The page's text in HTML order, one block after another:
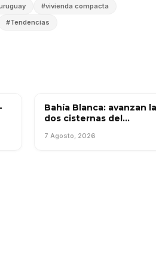
#vivienda compacta
#Tendencias
OBRA PÚBLICA
Bahía Blanca: avanzan
dos cisternas del
Patagonia-Bosque Alto-
7 Agosto, 2026